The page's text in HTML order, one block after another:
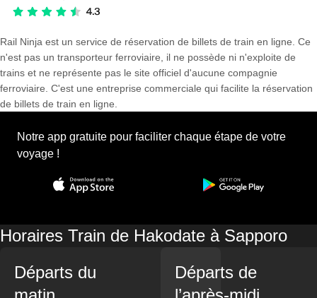
Rail Ninja est un service de réservation de billets de train en ligne. Ce
n'est pas un transporteur ferroviaire, il ne possède ni n'exploite de
trains et ne représente pas le site officiel d'aucune compagnie
ferroviaire. C'est une entreprise commerciale qui facilite la réservation
de billets de train en ligne.
Notre app gratuite pour faciliter chaque étape de votre
voyage !
Horaires Train de Hakodate à Sapporo
Départs du
Départs de